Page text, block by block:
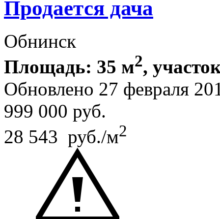
Продается дача
Обнинск
Площадь: 35 м2,
Обновлено 27 февраля
999 000 руб.
28 543 руб./м2